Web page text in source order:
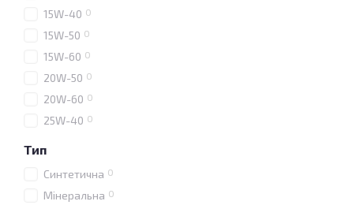
15W-40 0
15W-50 0
15W-60 0
20W-50 0
20W-60 0
25W-40 0
Тип
Синтетична 0
Мінеральна 0